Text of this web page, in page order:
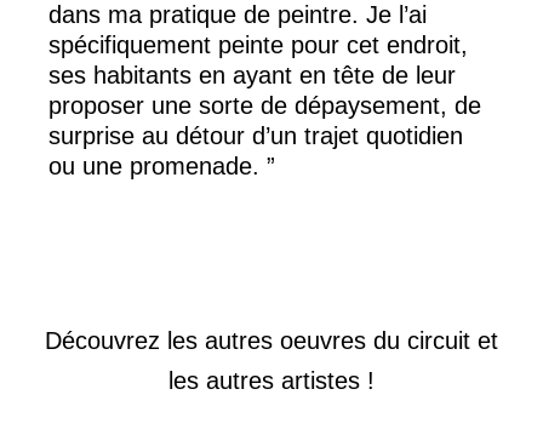
dans ma pratique de peintre. Je l’ai
spécifiquement peinte pour cet endroit,
ses habitants en ayant en tête de leur
proposer une sorte de dépaysement, de
surprise au détour d’un trajet quotidien
ou une promenade. ”
Découvrez les autres oeuvres du circuit et
les autres artistes !